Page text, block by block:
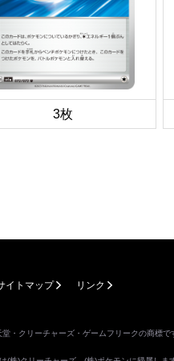
3枚
イトマップ リンク
・クリーチャーズ・ゲームフリークの商標で